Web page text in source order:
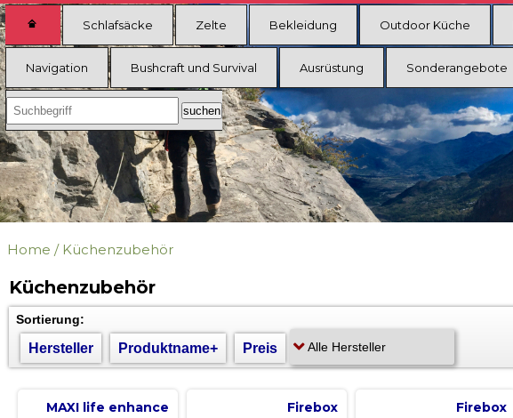
Schlafsäcke Zelte Bekleidung Outdoor Küche
Navigation Bushcraft und Survival Ausrüstung Sonderangebote
Home / Küchenzubehör
Küchenzubehör
Sortierung:
Hersteller Produktname+ Preis
MAXI life enhance Firebox Firebox